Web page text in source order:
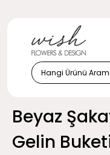
KAPAT
Beyaz
Gelin